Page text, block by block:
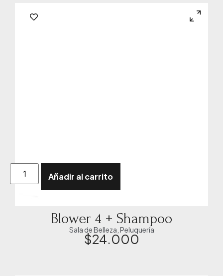
Añadir al carrito
Blower 4 + Shampoo
Sala de Belleza Peluquería
$24.000